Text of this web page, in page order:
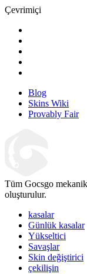
Çevrimiçi
Blog
Skins Wiki
Provably Fair
Tüm Gocsgo
oluşturulur.
kasalar
Günlük kasalar
Yükseltici
Savaşlar
Skin değiştirici
çekilişin